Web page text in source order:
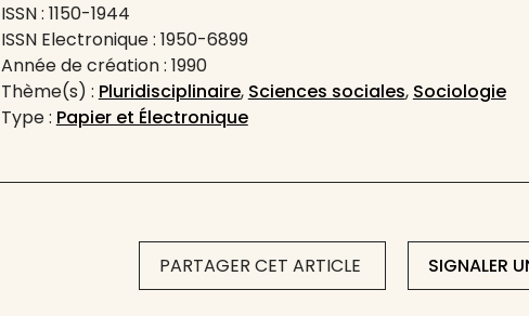
ISSN : 1150-1944
ISSN Electronique : 1950-6899
Année de création : 1990
Thème(s) : Pluridisciplinaire, Sciences sociales, Sociologie
Type : Papier et Électronique
PARTAGER CET ARTICLE SIGNALER